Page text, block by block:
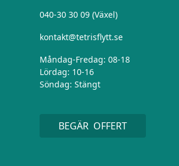
040-30 30 09 (Växel)
kontakt@tetrisflytt.se
Måndag-Fredag: 08-18
Lördag: 10-16
Söndag: Stängt
BEGÄR OFFERT